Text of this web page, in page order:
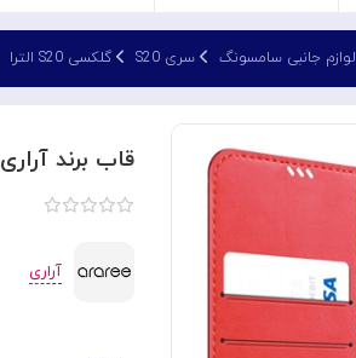
لوازم جانبی سامسونگ سری S20 گلکسی S20 الترا
قاب برند آراری Araree مدل Mustang Diary مناسب Galaxy S20 Ultra
آراری